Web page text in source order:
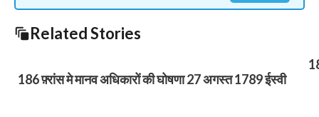
Related Stories
186 फ़्रांस मे मानव अधिकारों की घोषणा 27 अगस्त 1789 ईस्वी